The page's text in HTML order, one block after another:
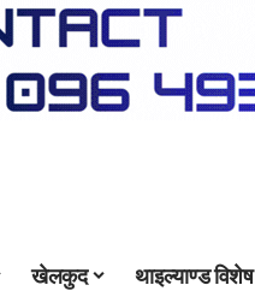
खेलकुद थाइल्याण्ड विशेष